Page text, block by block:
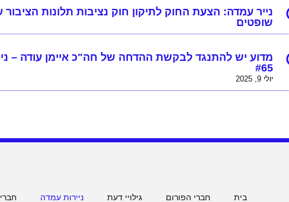
נייר עמדה: הצעת החוק לתיקון חוק נציבות תלונות הציבור
שופטים
מדוע יש להתנגד לבקשת ההדחה של חה"כ איימן עודה –
#65
יולי 9, 2025
בית חברי הפורום גילויי דעת ניירות עמדה